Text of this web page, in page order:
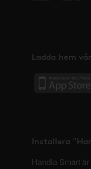
Ladda hem
Installera
Handla Smart